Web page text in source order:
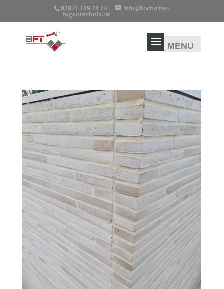
02871 189 78 74 info@bocholter-
fugentechnik.de